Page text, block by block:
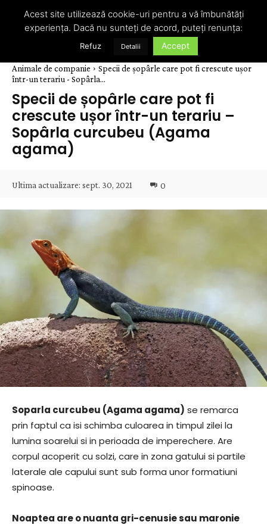
Animale de companie
Specii de șopârle care pot fi crescute ușor
într-un terariu - Sopârla...
Specii de șopârle care pot fi
crescute ușor într-un terariu –
Sopârla curcubeu (Agama
agama)
Ultima actualizare: sept. 30, 2021 0
Soparla curcubeu (Agama agama) se remarca
prin faptul ca isi schimba culoarea in timpul zilei la
lumina soarelui si in perioada de imperechere. Are
corpul acoperit cu solzi, care in zona gatului si partile
laterale ale capului sunt sub forma unor formatiuni
spinoase.
Noaptea are o nuanta gri-cenusie sau maronie
Acest site utilizează cookie-uri pentru a vă îmbunătăți
experiența. Dacă nu sunteți de acord, puteți renunța:
Refuz Detalii Accept